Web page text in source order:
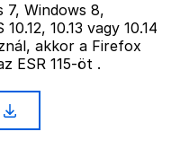
7, Windows 8,
10.13 vagy 10.14
akkor a Firefox
ESR 115-öt .